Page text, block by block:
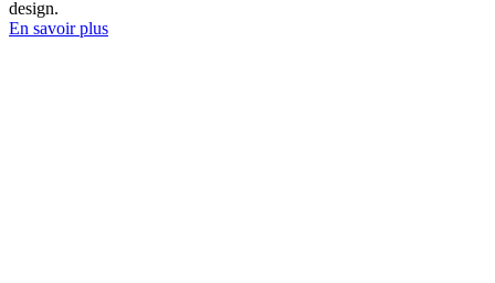
design.
En savoir plus